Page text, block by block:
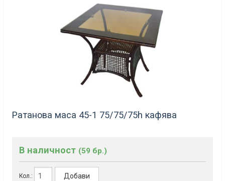
Ратанова маса 45-1 75/75/75h кафява
В наличност (59 бр.)
Кол.: Добави